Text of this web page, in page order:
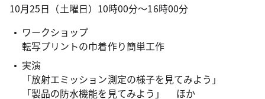
10月25日（土曜日）10時00分～16時00分
ワークショップ
転写プリントの巾着作り簡単工作
実演
「放射エミッション測定の様子を見てみよう」
「製品の防水機能を見てみよう」 ほか